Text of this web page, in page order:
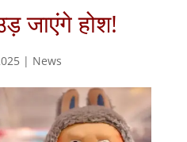
जाएंगे होश!
| News